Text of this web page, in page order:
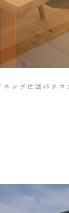
ニングにはパソコ
ティーク調のドア